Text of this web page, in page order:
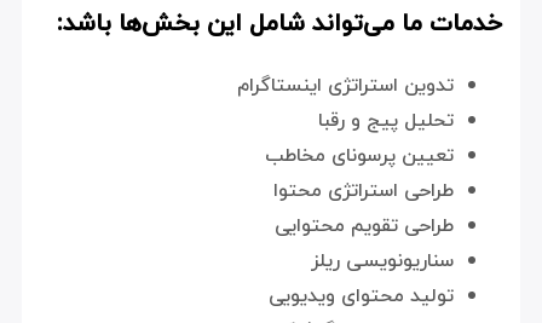
خدمات ما می‌تواند شامل این بخش‌ها باشد:
تدوین استراتژی اینستاگرام
تحلیل پیج و رقبا
تعیین پرسونای مخاطب
طراحی استراتژی محتوا
طراحی تقویم محتوایی
سناریونویسی ریلز
تولید محتوای ویدیویی